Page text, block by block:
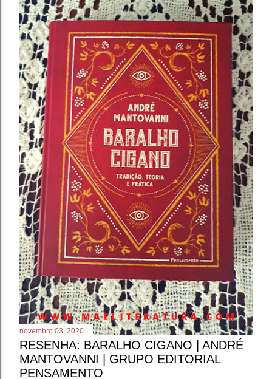
novembro 03, 2020
RESENHA: BARALHO CIGANO | ANDRÉ
MANTOVANNI | GRUPO EDITORIAL
PENSAMENTO